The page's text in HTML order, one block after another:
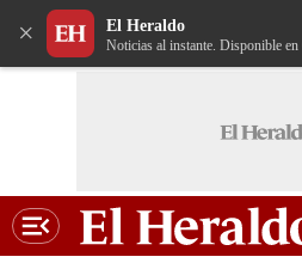
× El Heraldo
Noticias al instante. Disponible